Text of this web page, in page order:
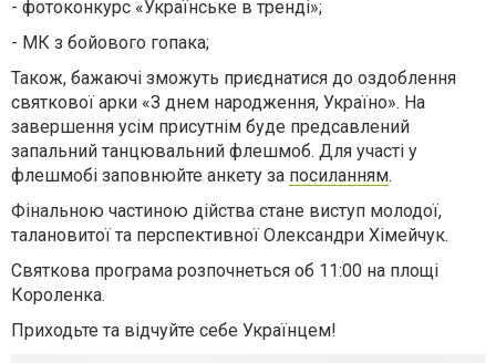
- фотоконкурс «Українське в тренді»;
- МК з бойового гопака;
Також, бажаючі зможуть приєднатися до оздоблення
святкової арки «З днем народження, Україно». На
завершення усім присутнім буде предсавлений
запальний танцювальний флешмоб. Для участі у
флешмобі заповнюйте анкету за посиланням.
Фінальною частиною дійства стане виступ молодої,
талановитої та перспективної Олександри Хімейчук.
Святкова програма розпочнеться об 11:00 на площі
Короленка.
Приходьте та відчуйте себе Українцем!